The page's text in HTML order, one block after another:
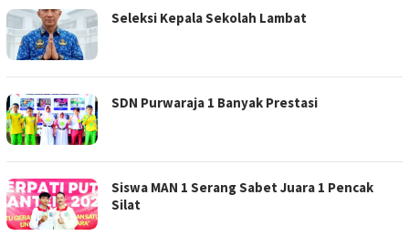
Seleksi Kepala Sekolah Lambat
SDN Purwaraja 1 Banyak Prestasi
Siswa MAN 1 Serang Sabet Juara 1 Pencak
Silat